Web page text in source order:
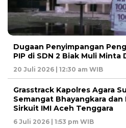
Dugaan Penyimpangan
PIP di SDN 2 Biak Muli
20 Juli 2026 | 12:30 am WIB
Grasstrack Kapolres Agara
Semangat Bhayangkara
Sirkuit IMI Aceh Tenggara
6 Juli 2026 | 1:53 pm WIB